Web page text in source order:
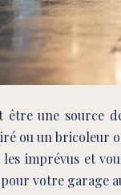
une source
ou un
imprévus et
votre garage